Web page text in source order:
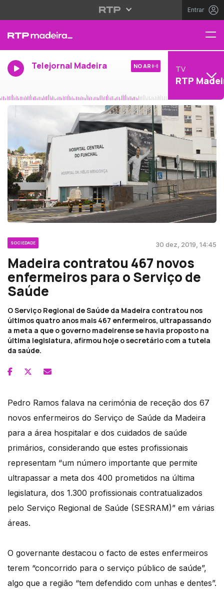
Entrar
Telejornal Madeira NO AR TV
RTP
SOCIEDADE 30 dez, 2019, 14:45
Madeira contratou 467 novos
enfermeiros para o Serviço de
Saúde
O Serviço Regional de Saúde da Madeira contratou nos
últimos quatro anos mais 467 enfermeiros, ultrapassando
a meta a que o governo madeirense se havia proposto na
última legislatura, afirmou hoje o secretário com a tutela
da saúde.
Pedro Ramos falava na cerimónia de receção dos 67
novos enfermeiros do Serviço de Saúde da Madeira
para a área hospitalar e dos cuidados de saúde
primários, considerando que estes profissionais
representam “um número importante que permite
ultrapassar a meta dos 400 prometidos na última
legislatura, dos 1.300 profissionais contratualizados
pelo Serviço Regional de Saúde (SESRAM)” em várias
áreas.
O governante destacou o facto de estes enfermeiros
terem “concorrido para o serviço público de saúde”,
algo que a região “tem defendido com unhas e dentes”.